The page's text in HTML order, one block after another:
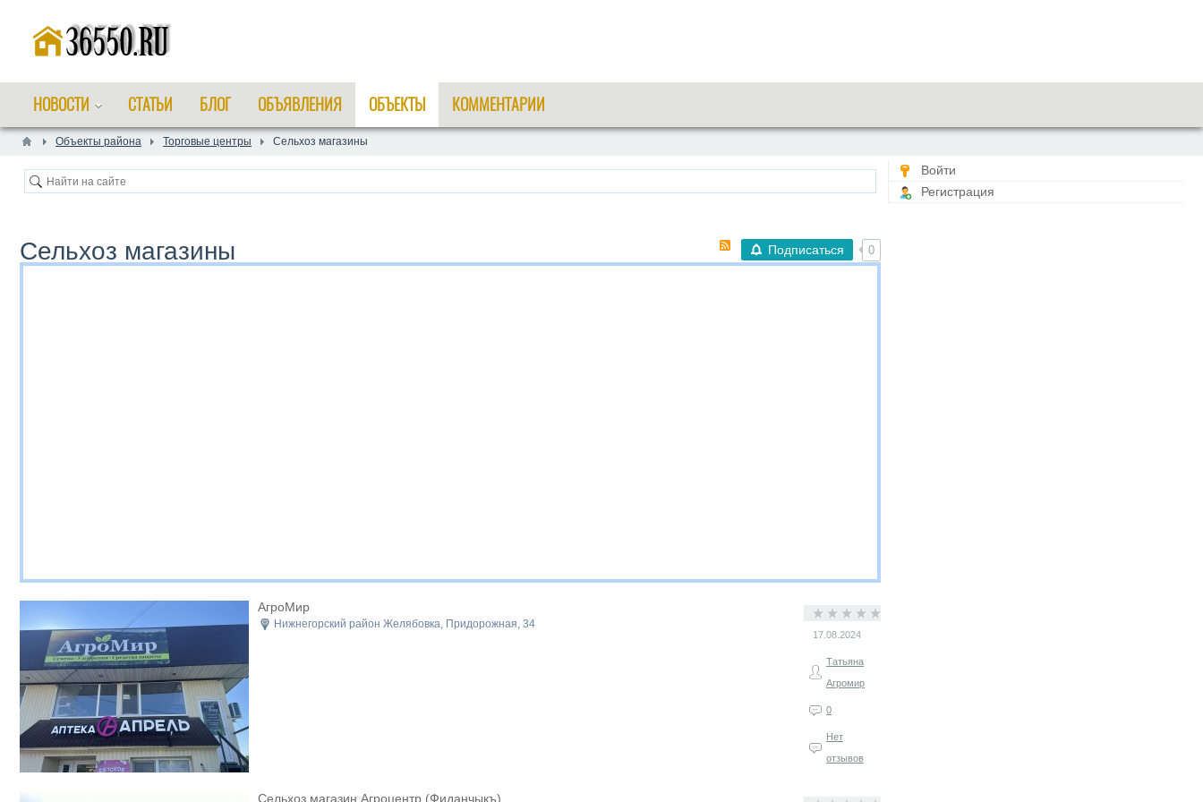
НОВОСТИ СТАТЬИ БЛОГ ОБЪЯВЛЕНИЯ ОБЪЕКТЫ КОММЕНТАРИИ
Объекты района Торговые центры Сельхоз магазины
Подписаться 0
Сельхоз магазины
АгроМир
Нижнегорский район Желябовка, Придорожная, 34
17.08.2024
Татьяна
Агромир
0
Нет
отзывов
Сельхоз магазин Агроцентр (Фиданчыкъ)
Войти
Регистрация